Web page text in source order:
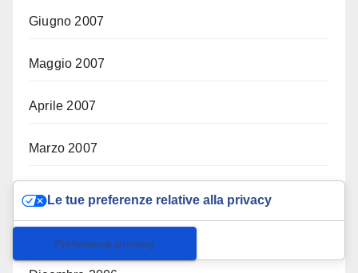
Giugno 2007
Maggio 2007
Aprile 2007
Marzo 2007
Le tue preferenze relative alla privacy
Informativa sulla raccolta